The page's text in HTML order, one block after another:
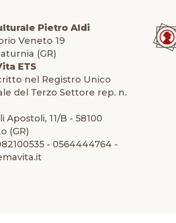
Pietro Aldi
Veneto 19
(GR)
ETS
nel Registro Unico
del Terzo Settore rep. n.
Apostoli, 11/B - 58100
(GR)
- 0564444764 -